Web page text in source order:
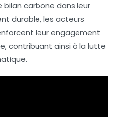
bilan carbone dans leur
durable, les acteurs
leur engagement
, contribuant ainsi à la lutte
.